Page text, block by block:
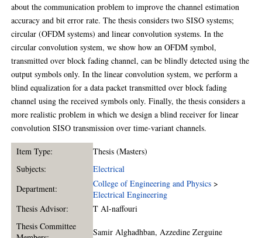
about the communication problem to improve the channel estimation
accuracy and bit error rate. The thesis considers two SISO systems;
circular (OFDM systems) and linear convolution systems. In the
circular convolution system, we show how an OFDM symbol,
transmitted over block fading channel, can be blindly detected using the
output symbols only. In the linear convolution system, we perform a
blind equalization for a data packet transmitted over block fading
channel using the received symbols only. Finally, the thesis considers a
more realistic problem in which we design a blind receiver for linear
convolution SISO transmission over time-variant channels.
Item Type:
Thesis (Masters)
Subjects:
Electrical
Department:
College of Engineering and Physics >
Electrical Engineering
Thesis Advisor:
T Al-naffouri
Thesis Committee
Samir Alghadhban,Azzedine Zerguine